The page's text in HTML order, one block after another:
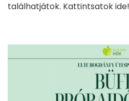
találhatjátok. Kattintsatok ide!